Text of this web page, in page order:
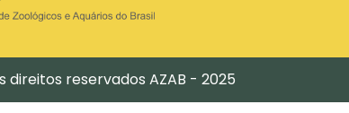
direitos reservados AZAB - 2025